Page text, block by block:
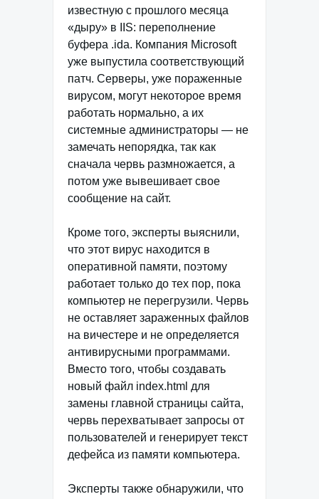
известную с прошлого месяца
«дыру» в IIS: переполнение
буфера .ida. Компания Microsoft
уже выпустила соответствующий
патч. Серверы, уже пораженные
вирусом, могут некоторое время
работать нормально, а их
системные администраторы — не
замечать непорядка, так как
сначала червь размножается, а
потом уже вывешивает свое
сообщение на сайт.
Кроме того, эксперты выяснили,
что этот вирус находится в
оперативной памяти, поэтому
работает только до тех пор, пока
компьютер не перегрузили. Червь
не оставляет зараженных файлов
на вичестере и не определяется
антивирусными программами.
Вместо того, чтобы создавать
новый файл index.html для
замены главной страницы сайта,
червь перехватывает запросы от
пользователей и генерирует текст
дефейса из памяти компьютера.
Эксперты также обнаружили, что